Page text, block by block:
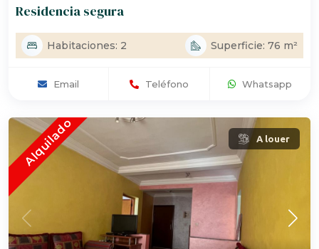
Residencia segura
Habitaciones: 2 Superficie: 76 m²
Email Teléfono Whatsapp
Alquilado A louer